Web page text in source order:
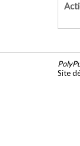
Site